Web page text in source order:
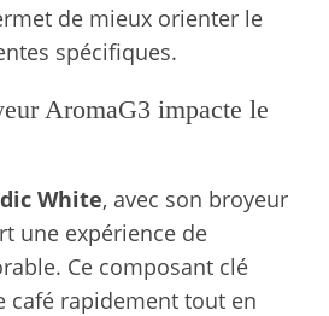
de mieux orienter le
spécifiques.
AromaG3 impacte le
White, avec son broyeur
une expérience de
Ce composant clé
café rapidement tout en